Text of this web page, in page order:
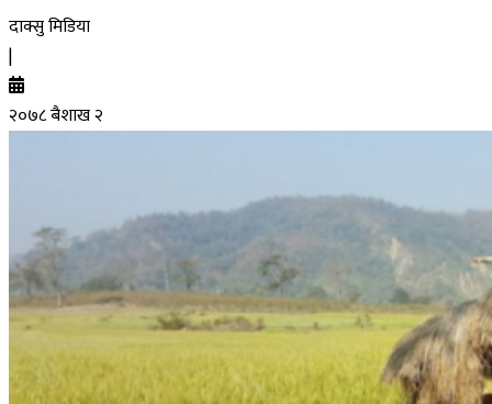
दाक्सु मिडिया
|
२०७८ बैशाख २